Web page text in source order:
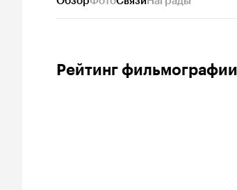
Рейтинг фильмографии